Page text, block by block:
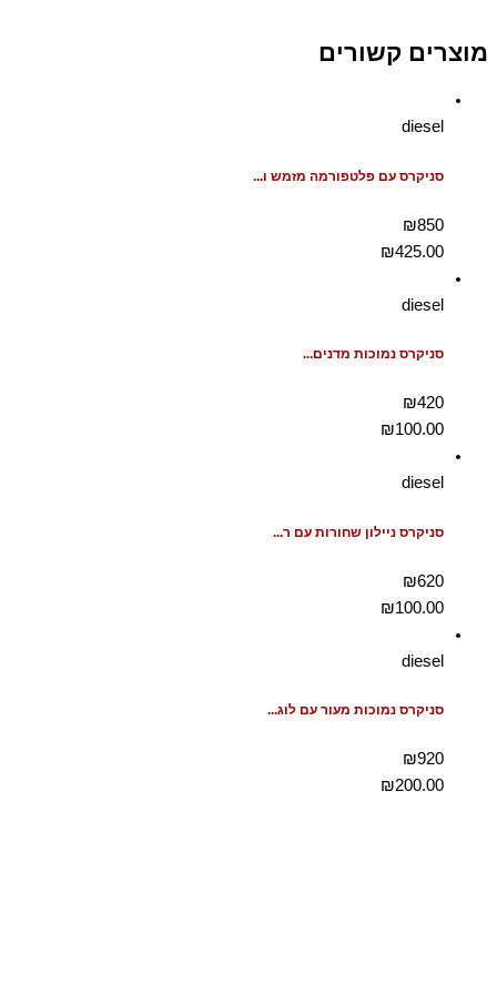
מוצרים קשורים
diesel
סניקרס עם פלטפורמה מזמש ו...
₪850
₪425.00
diesel
סניקרס נמוכות מדנים...
₪420
₪100.00
diesel
סניקרס ניילון שחורות עם ר...
₪620
₪100.00
diesel
סניקרס נמוכות מעור עם לוג...
₪920
₪200.00